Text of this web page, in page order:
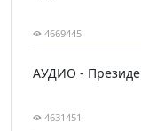
4669445
АУДИО -
4631451